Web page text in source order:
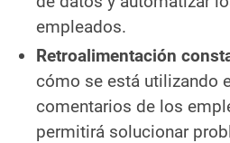
empleados.
Retroalimentación
cómo se está utilizando
comentarios de los
permitirá solucionar